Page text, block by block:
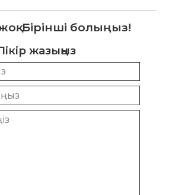
Бірінші болыңыз!
жазыңыз